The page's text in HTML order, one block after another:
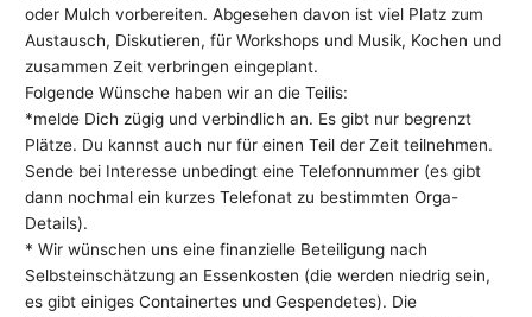
oder Mulch vorbereiten. Abgesehen davon ist viel Platz zum
Austausch, Diskutieren, für Workshops und Musik, Kochen und
zusammen Zeit verbringen eingeplant.
Folgende Wünsche haben wir an die Teilis:
*melde Dich zügig und verbindlich an. Es gibt nur begrenzt
Plätze. Du kannst auch nur für einen Teil der Zeit teilnehmen.
Sende bei Interesse unbedingt eine Telefonnummer (es gibt
dann nochmal ein kurzes Telefonat zu bestimmten Orga-
Details).
* Wir wünschen uns eine finanzielle Beteiligung nach
Selbsteinschätzung an Essenkosten (die werden niedrig sein,
es gibt einiges Containertes und Gespendetes). Die